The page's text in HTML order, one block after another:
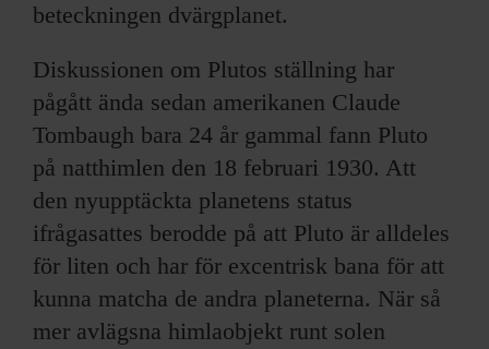
beteckningen dvärgplanet.
Diskussionen om Plutos ställning har
pågått ända sedan amerikanen Claude
Tombaugh bara 24 år gammal fann Pluto
på natthimlen den 18 februari 1930. Att
den nyupptäckta planetens status
ifrågasattes berodde på att Pluto är alldeles
för liten och har för excentrisk bana för att
kunna matcha de andra planeterna. När så
mer avlägsna himlaobjekt runt solen